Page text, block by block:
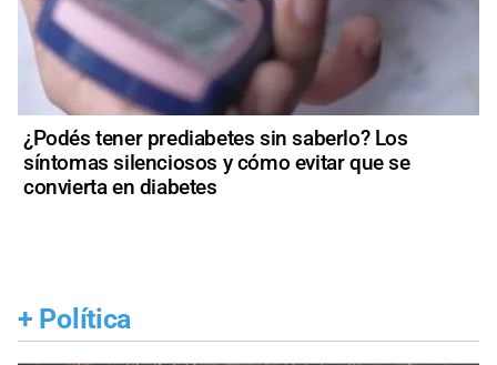
¿Podés tener prediabetes sin saberlo? Los
síntomas silenciosos y cómo evitar que se
convierta en diabetes
+ Política